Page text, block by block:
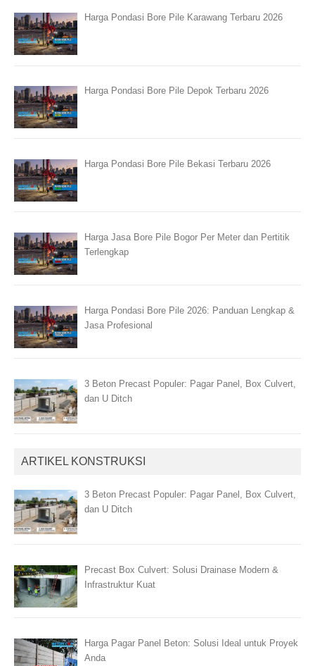
Harga Pondasi Bore Pile Karawang Terbaru 2026
Harga Pondasi Bore Pile Depok Terbaru 2026
Harga Pondasi Bore Pile Bekasi Terbaru 2026
Harga Jasa Bore Pile Bogor Per Meter dan Pertitik
Terlengkap
Harga Pondasi Bore Pile 2026: Panduan Lengkap &
Jasa Profesional
3 Beton Precast Populer: Pagar Panel, Box Culvert,
dan U Ditch
ARTIKEL KONSTRUKSI
3 Beton Precast Populer: Pagar Panel, Box Culvert,
dan U Ditch
Precast Box Culvert: Solusi Drainase Modern &
Infrastruktur Kuat
Harga Pagar Panel Beton: Solusi Ideal untuk Proyek
Anda